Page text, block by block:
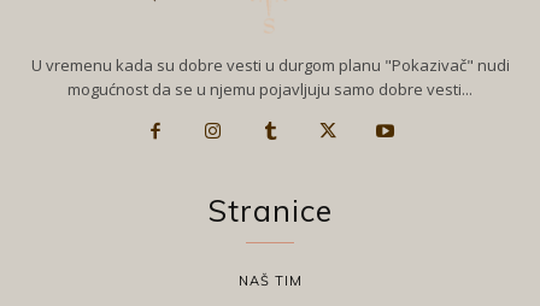
U vremenu kada su dobre vesti u durgom planu "Pokazivač" nudi
mogućnost da se u njemu pojavljuju samo dobre vesti...
Stranice
NAŠ TIM